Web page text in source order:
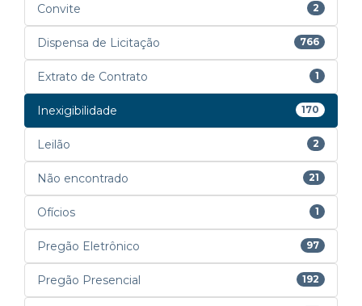
Convite 2
Dispensa de Licitação 766
Extrato de Contrato 1
Inexigibilidade 170
Leilão 2
Não encontrado 21
Ofícios 1
Pregão Eletrônico 97
Pregão Presencial 192